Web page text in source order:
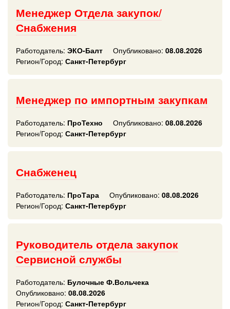
Менеджер Отдела закупок/
Снабжения
Работодатель: ЭКО-Балт Опубликовано: 08.08.2026
Регион/Город: Санкт-Петербург
Менеджер по импортным закупкам
Работодатель: ПроТехно Опубликовано: 08.08.2026
Регион/Город: Санкт-Петербург
Снабженец
Работодатель: ПроТара Опубликовано: 08.08.2026
Регион/Город: Санкт-Петербург
Руководитель отдела закупок
Сервисной службы
Работодатель: Булочные Ф.Вольчека
Опубликовано: 08.08.2026
Регион/Город: Санкт-Петербург